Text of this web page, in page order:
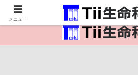
医療保健・生命・生物の情報
メニュー